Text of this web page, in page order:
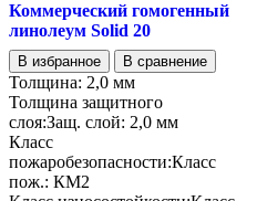
Коммерческий гомогенный
линолеум Solid 20
В избранное В сравнение
Толщина: 2,0 мм
Толщина защитного
слоя:Защ. слой: 2,0 мм
Класс
пожаробезопасности:Класс
пож.: КМ2